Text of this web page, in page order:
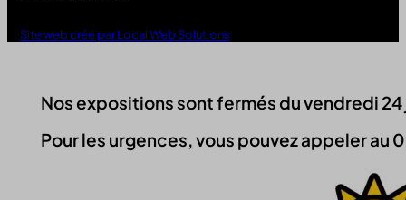
Site web créé par Local Web Solutions
Nos expositions sont fermés du vendredi 24
Pour les urgences, vous pouvez appeler au